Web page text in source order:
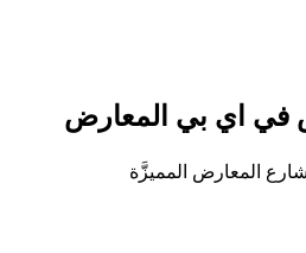
في اي بي المعارض